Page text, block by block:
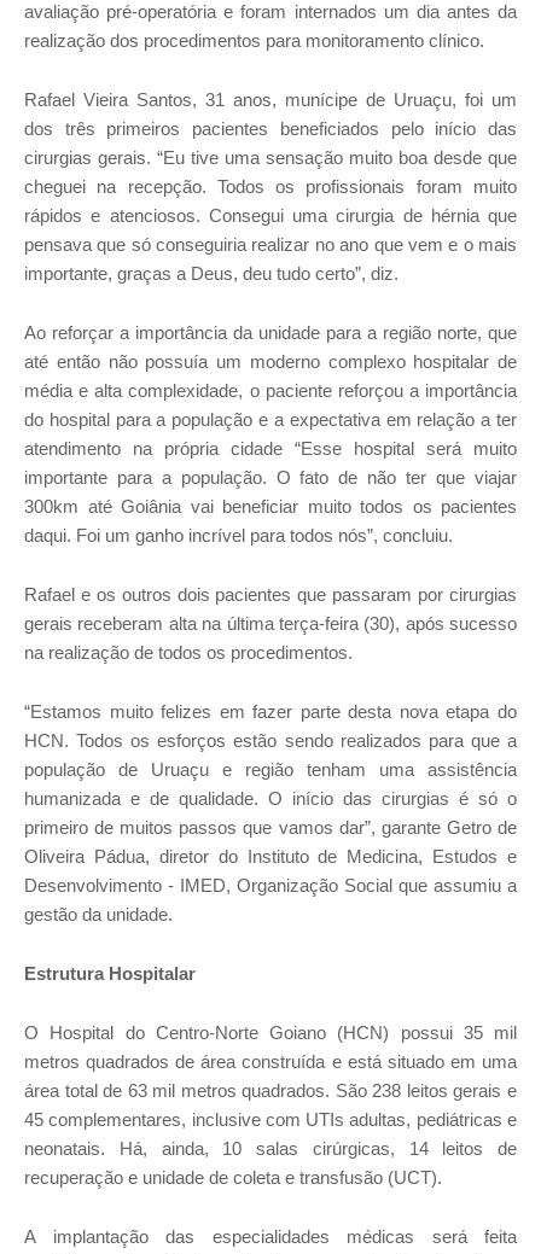
avaliação pré-operatória e foram internados um dia antes da
realização dos procedimentos para monitoramento clínico.
Rafael Vieira Santos, 31 anos, munícipe de Uruaçu, foi um
dos três primeiros pacientes beneficiados pelo início das
cirurgias gerais. “Eu tive uma sensação muito boa desde que
cheguei na recepção. Todos os profissionais foram muito
rápidos e atenciosos. Consegui uma cirurgia de hérnia que
pensava que só conseguiria realizar no ano que vem e o mais
importante, graças a Deus, deu tudo certo”, diz.
Ao reforçar a importância da unidade para a região norte, que
até então não possuía um moderno complexo hospitalar de
média e alta complexidade, o paciente reforçou a importância
do hospital para a população e a expectativa em relação a ter
atendimento na própria cidade “Esse hospital será muito
importante para a população. O fato de não ter que viajar
300km até Goiânia vai beneficiar muito todos os pacientes
daqui. Foi um ganho incrível para todos nós”, concluiu.
Rafael e os outros dois pacientes que passaram por cirurgias
gerais receberam alta na última terça-feira (30), após sucesso
na realização de todos os procedimentos.
“Estamos muito felizes em fazer parte desta nova etapa do
HCN. Todos os esforços estão sendo realizados para que a
população de Uruaçu e região tenham uma assistência
humanizada e de qualidade. O início das cirurgias é só o
primeiro de muitos passos que vamos dar”, garante Getro de
Oliveira Pádua, diretor do Instituto de Medicina, Estudos e
Desenvolvimento - IMED, Organização Social que assumiu a
gestão da unidade.
Estrutura Hospitalar
O Hospital do Centro-Norte Goiano (HCN) possui 35 mil
metros quadrados de área construída e está situado em uma
área total de 63 mil metros quadrados. São 238 leitos gerais e
45 complementares, inclusive com UTIs adultas, pediátricas e
neonatais. Há, ainda, 10 salas cirúrgicas, 14 leitos de
recuperação e unidade de coleta e transfusão (UCT).
A implantação das especialidades médicas será feita